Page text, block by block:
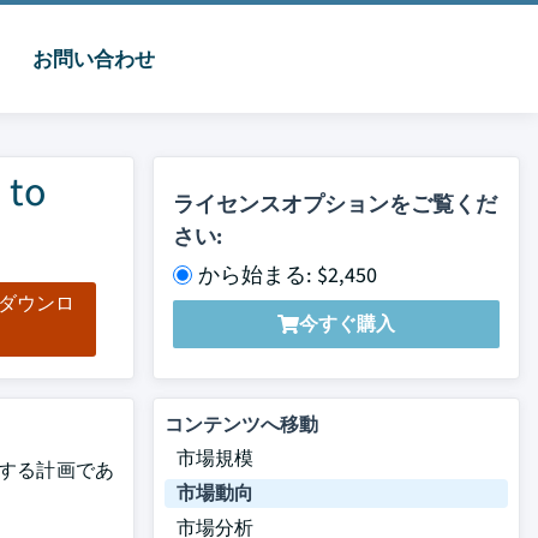
お問い合わせ
ウンロ
ライセンスオプションをご覧くだ
さい:
から始まる: $2,450
今すぐ購入
る計画であ
コンテンツへ移動
市場規模
市場動向
市場分析